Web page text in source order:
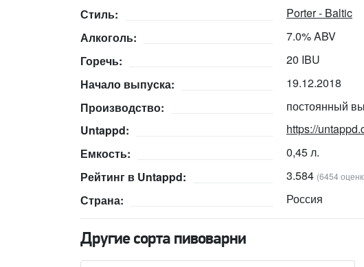
Стиль:
Porter - Baltic
Алкоголь:
7.0% ABV
Горечь:
20 IBU
Начало выпуска:
19.12.2018
Производство:
постоянный
Untappd:
https://
Емкость:
0,45 л.
Рейтинг в Untappd:
3.584 (6454
Страна: Россия
Другие сорта пивоварни